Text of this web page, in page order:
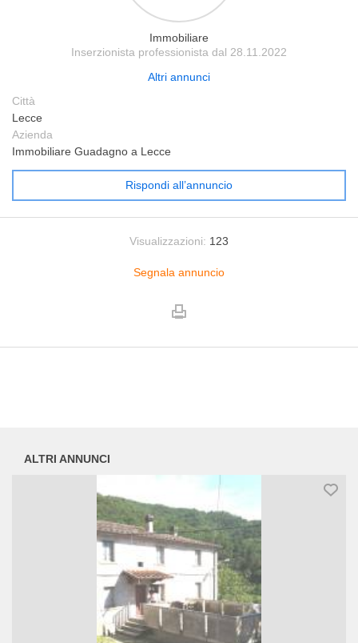
Immobiliare
Inserzionista professionista dal 28.11.2022
Altri annunci
Città
Lecce
Azienda
Immobiliare Guadagno a Lecce
Rispondi all’annuncio
Visualizzazioni: 123
Segnala annuncio
ALTRI ANNUNCI